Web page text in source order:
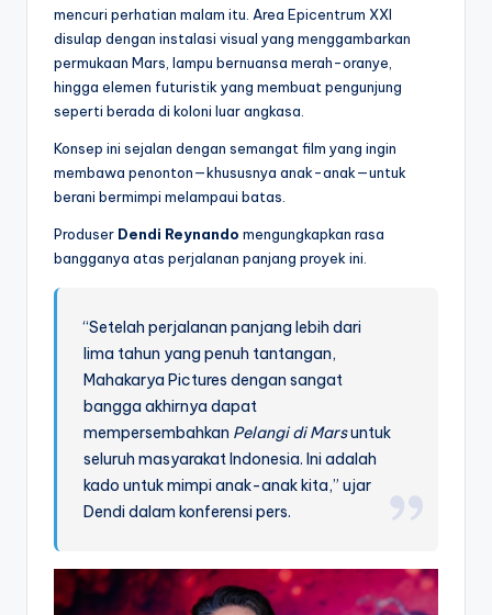
mencuri perhatian malam itu. Area Epicentrum XXI
disulap dengan instalasi visual yang menggambarkan
permukaan Mars, lampu bernuansa merah-oranye,
hingga elemen futuristik yang membuat pengunjung
seperti berada di koloni luar angkasa.
Konsep ini sejalan dengan semangat film yang ingin
membawa penonton—khususnya anak-anak—untuk
berani bermimpi melampaui batas.
Produser Dendi Reynando mengungkapkan rasa
bangganya atas perjalanan panjang proyek ini.
“Setelah perjalanan panjang lebih dari
lima tahun yang penuh tantangan,
Mahakarya Pictures dengan sangat
bangga akhirnya dapat
mempersembahkan Pelangi di Marsuntuk
seluruh masyarakat Indonesia. Ini adalah
kado untuk mimpi anak-anak kita,” ujar
Dendi dalam konferensi pers.